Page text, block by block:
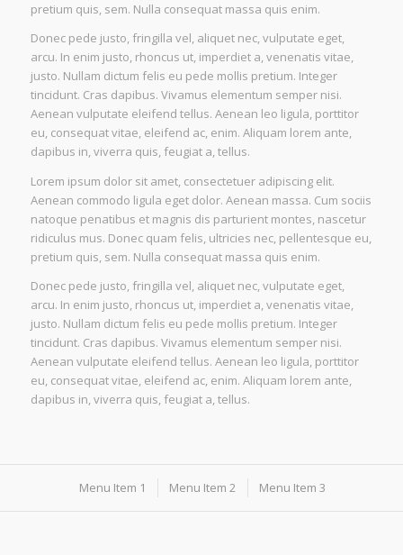
pretium quis, sem. Nulla consequat massa quis enim.
Donec pede justo, fringilla vel, aliquet nec, vulputate eget,
arcu. In enim justo, rhoncus ut, imperdiet a, venenatis vitae,
justo. Nullam dictum felis eu pede mollis pretium. Integer
tincidunt. Cras dapibus. Vivamus elementum semper nisi.
Aenean vulputate eleifend tellus. Aenean leo ligula, porttitor
eu, consequat vitae, eleifend ac, enim. Aliquam lorem ante,
dapibus in, viverra quis, feugiat a, tellus.
Lorem ipsum dolor sit amet, consectetuer adipiscing elit.
Aenean commodo ligula eget dolor. Aenean massa. Cum sociis
natoque penatibus et magnis dis parturient montes, nascetur
ridiculus mus. Donec quam felis, ultricies nec, pellentesque eu,
pretium quis, sem. Nulla consequat massa quis enim.
Donec pede justo, fringilla vel, aliquet nec, vulputate eget,
arcu. In enim justo, rhoncus ut, imperdiet a, venenatis vitae,
justo. Nullam dictum felis eu pede mollis pretium. Integer
tincidunt. Cras dapibus. Vivamus elementum semper nisi.
Aenean vulputate eleifend tellus. Aenean leo ligula, porttitor
eu, consequat vitae, eleifend ac, enim. Aliquam lorem ante,
dapibus in, viverra quis, feugiat a, tellus.
Menu Item 1 Menu Item 2 Menu Item 3